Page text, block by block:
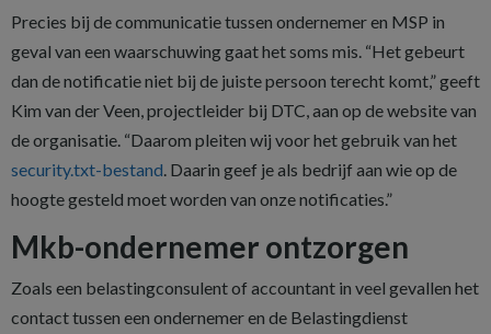
Precies bij de communicatie tussen ondernemer en MSP in
geval van een waarschuwing gaat het soms mis. “Het gebeurt
dan de notificatie niet bij de juiste persoon terecht komt,” geeft
Kim van der Veen, projectleider bij DTC, aan op de website van
de organisatie. “Daarom pleiten wij voor het gebruik van het
security.txt-bestand. Daarin geef je als bedrijf aan wie op de
hoogte gesteld moet worden van onze notificaties.”
Mkb-ondernemer ontzorgen
Zoals een belastingconsulent of accountant in veel gevallen het
contact tussen een ondernemer en de Belastingdienst